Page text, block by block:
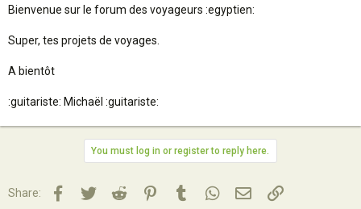
Bienvenue sur le forum des voyageurs :egyptien:
Super, tes projets de voyages.
A bientôt
:guitariste: Michaël :guitariste:
You must log in or register to reply here.
Share: Facebook
TwitterReddit PinterestTumblrWhatsApp
Email Lien